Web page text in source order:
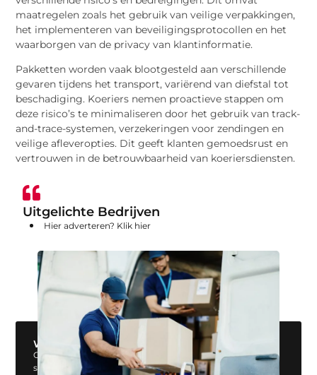
maatregelen zoals het gebruik van veilige verpakkingen,
het implementeren van beveiligingsprotocollen en het
waarborgen van de privacy van klantinformatie.
Pakketten worden vaak blootgesteld aan verschillende
gevaren tijdens het transport, variërend van diefstal tot
beschadiging. Koeriers nemen proactieve stappen om
deze risico’s te minimaliseren door het gebruik van track-
and-trace-systemen, verzekeringen voor zendingen en
veilige afleveropties. Dit geeft klanten gemoedsrust en
vertrouwen in de betrouwbaarheid van koeriersdiensten.
Uitgelichte Bedrijven
Hier adverteren? Klik hier
Wil jij ook een blog plaatsen op onze website?
Ons platform biedt jou de perfecte mogelijkheid om jouw
stem te laten horen. Registreer vandaag nog en start